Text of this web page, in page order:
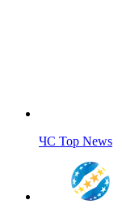
ЧС Top News